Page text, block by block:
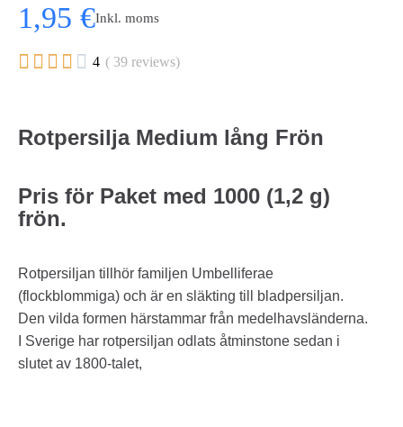
1,95 €Inkl. moms
     4 ( 39 reviews)
Rotpersilja Medium lång Frön
Pris för Paket med 1000 (1,2 g)
frön.
Rotpersiljan tillhör familjen Umbelliferae
(flockblommiga) och är en släkting till bladpersiljan.
Den vilda formen härstammar från medelhavsländerna.
I Sverige har rotpersiljan odlats åtminstone sedan i
slutet av 1800-talet,